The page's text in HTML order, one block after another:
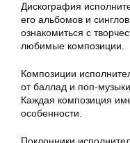
Дискография
его альбомов и
ознакомиться с
любимые композиции.
Композиции
от баллад и поп-
Каждая композиция
особенности.